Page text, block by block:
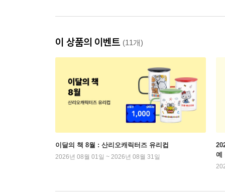
이 상품의 이벤트 (11개)
이달의 책 8월 : 산리오캐릭터즈 유리컵
2026년 08월 01일 ~ 2026년 08월 31일
예